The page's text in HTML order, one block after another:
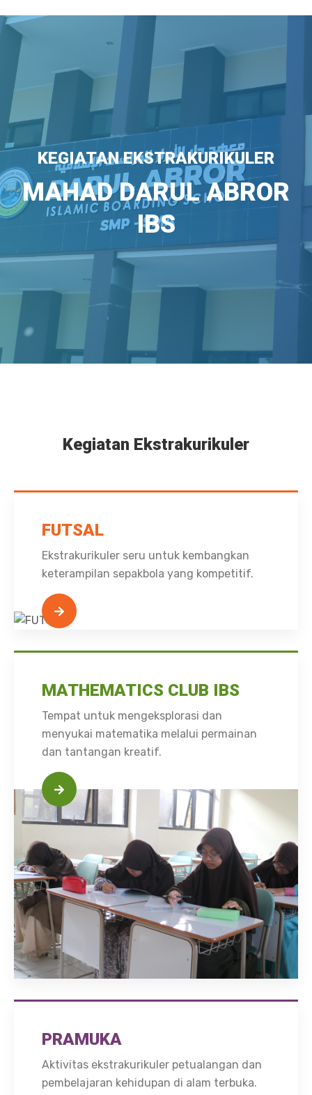
KEGIATAN EKSTRAKURIKULER
MAHAD DARUL ABROR
IBS
Kegiatan Ekstrakurikuler
FUTSAL
Ekstrakurikuler seru untuk kembangkan
keterampilan sepakbola yang kompetitif.
MATHEMATICS CLUB IBS
Tempat untuk mengeksplorasi dan
menyukai matematika melalui permainan
dan tantangan kreatif.
PRAMUKA
Aktivitas ekstrakurikuler petualangan dan
pembelajaran kehidupan di alam terbuka.